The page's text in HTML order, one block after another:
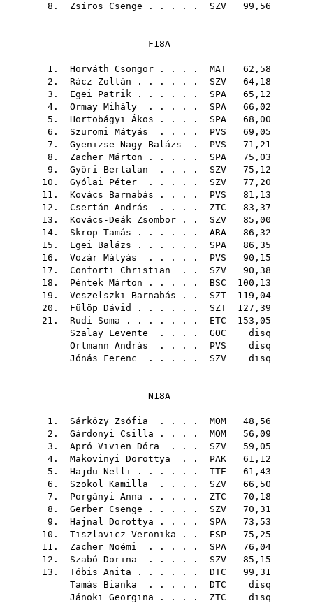
8. Zsíros Csenge . . . . . SZV 99,56
F18A
-----------------------------------------
1. Horváth Csongor . . . . MAT 62,58
2. Rácz Zoltán . . . . . . SZV 64,18
3. Egei Patrik . . . . . . SPA 65,12
4. Ormay Mihály . . . . . SPA 66,02
5. Hortobágyi Ákos . . . . SPA 68,00
6. Szuromi Mátyás . . . . PVS 69,05
7. Gyenizse-Nagy Balázs . PVS 71,21
8. Zacher Márton . . . . . SPA 75,03
9. Győri Bertalan . . . . SZV 75,12
10. Gyólai Péter . . . . . SZV 77,20
11. Kovács Barnabás . . . . PVS 81,13
12. Csertán András . . . . ZTC 83,37
13. Kovács-Deák Zsombor . . SZV 85,00
14. Skrop Tamás . . . . . . ARA 86,32
15. Egei Balázs . . . . . . SPA 86,35
16. Vozár Mátyás . . . . . PVS 90,15
17. Conforti Christian . . SZV 90,38
18. Péntek Márton . . . . . BSC 100,13
19. Veszelszki Barnabás . . SZT 119,04
20. Fülöp Dávid . . . . . . SZT 127,39
21. Rudi Soma . . . . . . . ETC 153,05
Szalay Levente . . . . GOC disq
Ortmann András . . . . PVS disq
Jónás Ferenc . . . . . SZV disq
N18A
-----------------------------------------
1. Sárközy Zsófia . . . . MOM 48,56
2. Gárdonyi Csilla . . . . MOM 56,09
3. Apró Vivien Dóra . . . SZV 59,05
4. Makovinyi Dorottya . . PAK 61,12
5. Hajdu Nelli . . . . . . TTE 61,43
6. Szokol Kamilla . . . . SZV 66,50
7. Porgányi Anna . . . . . ZTC 70,18
8. Gerber Csenge . . . . . SZV 70,31
9. Hajnal Dorottya . . . . SPA 73,53
10. Tiszlavicz Veronika . . ESP 75,25
11. Zacher Noémi . . . . . SPA 76,04
12. Szabó Dorina . . . . . SZV 85,15
13. Tóbis Anita . . . . . . DTC 99,31
Tamás Bianka . . . . . DTC disq
Jánoki Georgina . . . . ZTC disq